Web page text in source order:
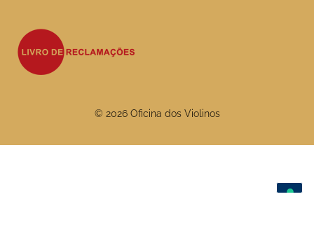
© 2026 Oficina dos Violinos